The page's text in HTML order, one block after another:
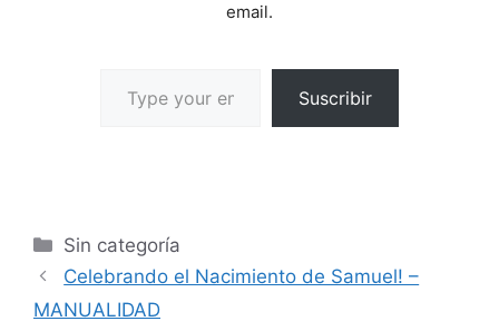
email.
Suscribir
Sin categoría
Celebrando el Nacimiento de Samuel! –
MANUALIDAD